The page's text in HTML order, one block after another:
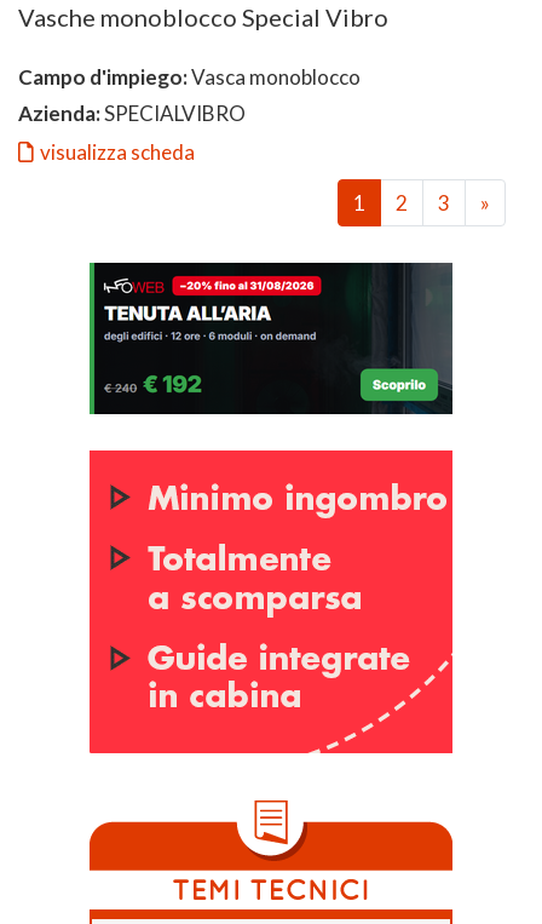
Vasche monoblocco Special Vibro
Campo d'impiego:Vasca monoblocco
Azienda:SPECIALVIBRO
visualizza scheda
1
2 3 »